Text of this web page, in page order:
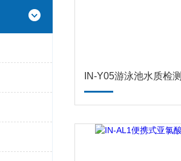
IN-Y05游泳池水质检